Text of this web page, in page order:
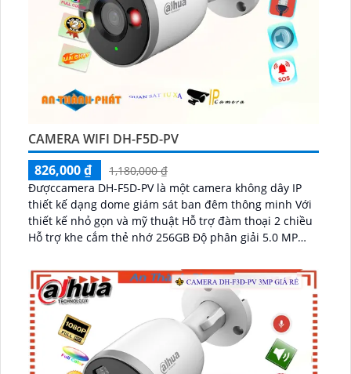
CAMERA WIFI DH-F5D-PV
826,000 ₫
1,180,000 ₫
Đượccamera DH-F5D-PV là một camera không dây IP
thiết kế dạng dome giám sát ban đêm thông minh Với
thiết kế nhỏ gọn và mỹ thuật Hỗ trợ đàm thoại 2 chiều
Hỗ trợ khe cắm thẻ nhớ 256GB Độ phân giải 5.0 MP